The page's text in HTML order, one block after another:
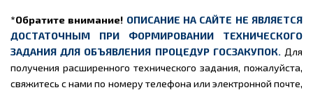
*Обратите внимание! ОПИСАНИЕ НА САЙТЕ НЕ ЯВЛЯЕТСЯ
ДОСТАТОЧНЫМ ПРИ ФОРМИРОВАНИИ ТЕХНИЧЕСКОГО
ЗАДАНИЯ ДЛЯ ОБЪЯВЛЕНИЯ ПРОЦЕДУР ГОСЗАКУПОК. Для
получения расширенного технического задания, пожалуйста,
свяжитесь с нами по номеру телефона или электронной почте,